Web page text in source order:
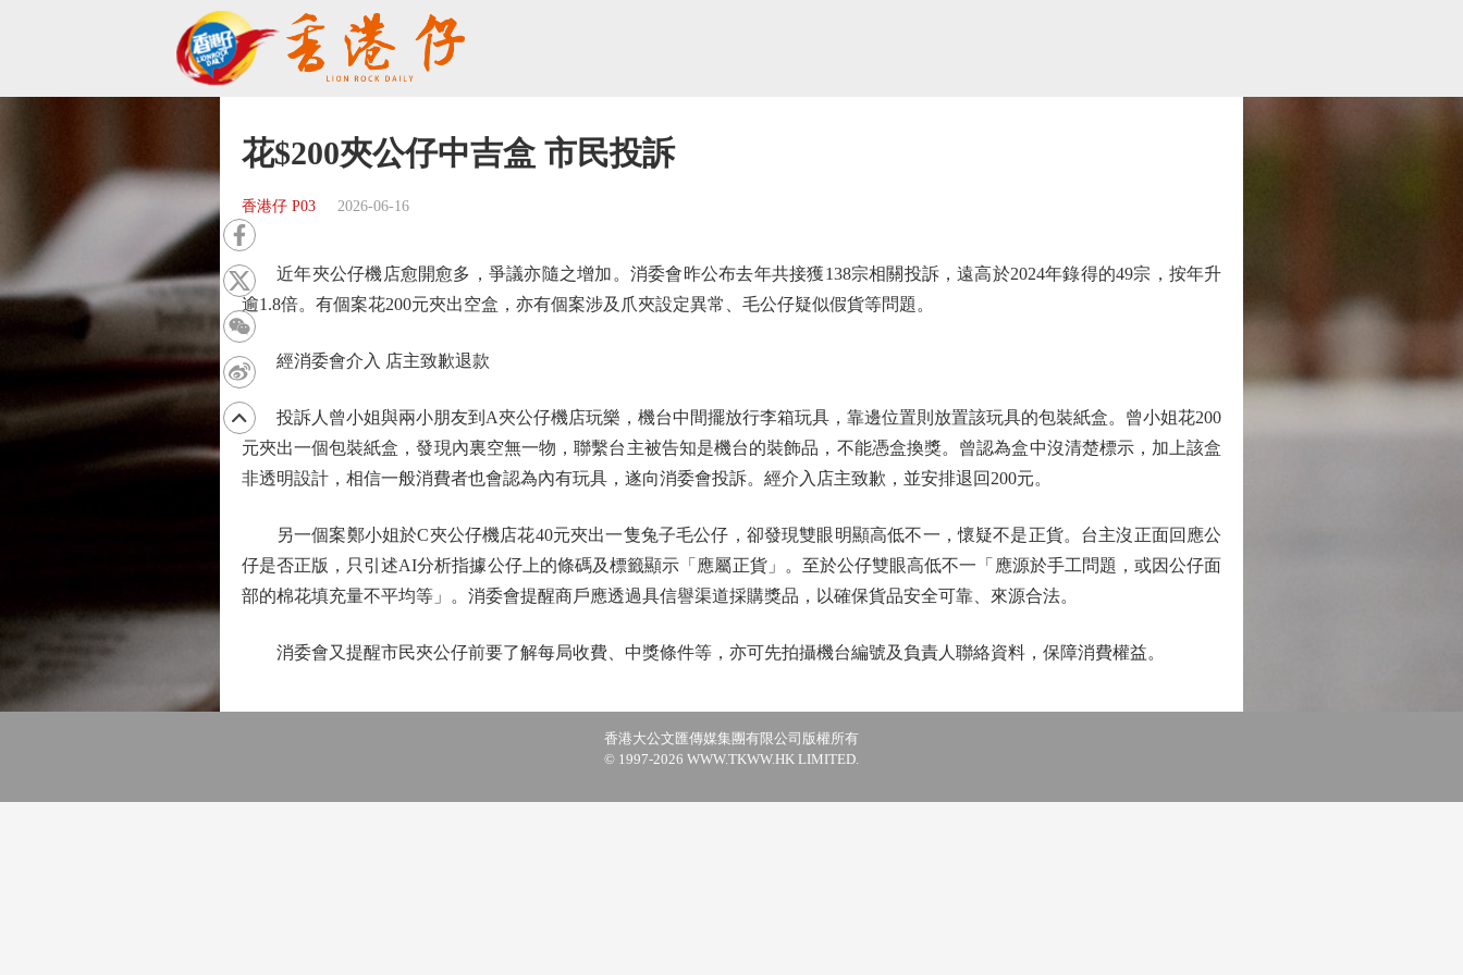
花$200夾公仔中吉盒 市民投訴
香港仔 P03 2026-06-16
近年夾公仔機店愈開愈多，爭議亦隨之增加。消委會昨公布去年共接獲138宗相關投訴，遠高於2024年錄得的49宗，按年升
逾1.8倍。有個案花200元夾出空盒，亦有個案涉及爪夾設定異常、毛公仔疑似假貨等問題。
經消委會介入 店主致歉退款
投訴人曾小姐與兩小朋友到A夾公仔機店玩樂，機台中間擺放行李箱玩具，靠邊位置則放置該玩具的包裝紙盒。曾小姐花200
元夾出一個包裝紙盒，發現內裏空無一物，聯繫台主被告知是機台的裝飾品，不能憑盒換獎。曾認為盒中沒清楚標示，加上該盒
非透明設計，相信一般消費者也會認為內有玩具，遂向消委會投訴。經介入店主致歉，並安排退回200元。
另一個案鄭小姐於C夾公仔機店花40元夾出一隻兔子毛公仔，卻發現雙眼明顯高低不一，懷疑不是正貨。台主沒正面回應公
仔是否正版，只引述AI分析指據公仔上的條碼及標籤顯示「應屬正貨」。至於公仔雙眼高低不一「應源於手工問題，或因公仔面
部的棉花填充量不平均等」。消委會提醒商戶應透過具信譽渠道採購獎品，以確保貨品安全可靠、來源合法。
消委會又提醒市民夾公仔前要了解每局收費、中獎條件等，亦可先拍攝機台編號及負責人聯絡資料，保障消費權益。
香港大公文匯傳媒集團有限公司版權所有
© 1997-2026 WWW.TKWW.HK LIMITED.